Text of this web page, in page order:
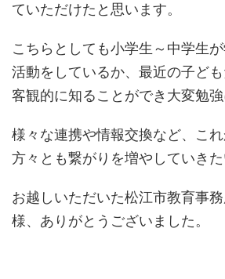
ていただけたと思います。
こちらとしても小学生～中学生
活動をしているか、最近の子ど
客観的に知ることができ大変勉強
様々な連携や情報交換など、こ
方々とも繋がりを増やしていきた
お越しいただいた松江市教育事
様、ありがとうございました。